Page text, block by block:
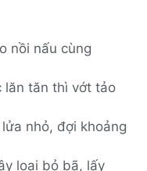
nồi nấu cùng
lăn tăn thì vớt tảo
nhỏ, đợi khoảng
loại bỏ bã, lấy